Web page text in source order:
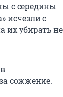
с середины
исчезли с
их убирать не
сожжение.